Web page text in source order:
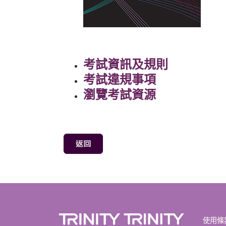
考試資訊及規則
考試違規事項
瀏覽考試資源
使用條